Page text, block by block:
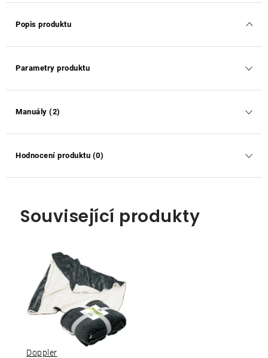
Popis produktu
Parametry produktu
Manuály (2)
Hodnocení produktu (0)
Související produkty
Doppler